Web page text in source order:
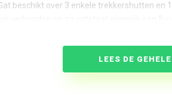
beschikt over 3 enkele trekkershutten en
LEES DE